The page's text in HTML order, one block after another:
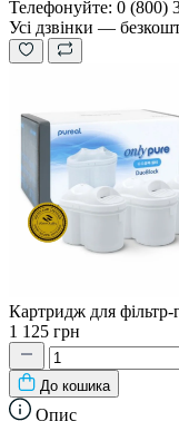
Телефонуйте: 0 (800)
Усі дзвінки —
Картридж для
1 125 грн
До кошика
Опис